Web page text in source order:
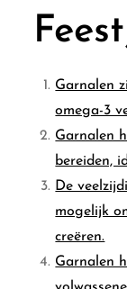
Garnalen
omega-3
Garnalen
bereiden,
De
mogelijk
creëren.
Garnalen